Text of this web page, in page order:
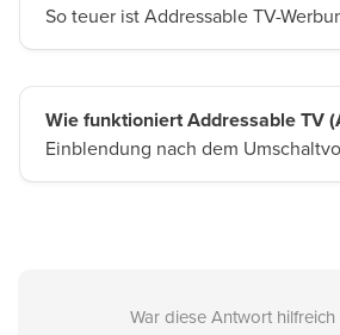
So teuer ist Addressable TV-
Wie funktioniert Addressable TV
Einblendung nach dem
War diese Antwort hilfreich